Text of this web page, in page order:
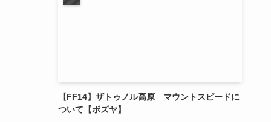
【FF14】ザトゥノル高原 マウントスピードに
ついて【ボズヤ】